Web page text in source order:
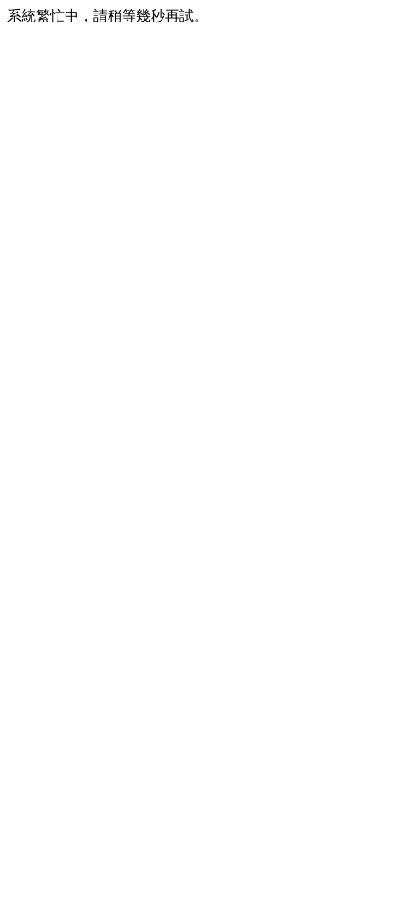
系統繁忙中，請稍等幾秒再試。